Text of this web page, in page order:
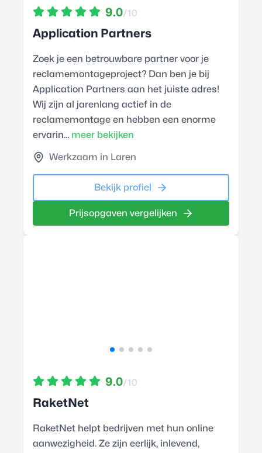
9.0/10
Application Partners
Zoek je een betrouwbare partner voor je
reclamemontageproject? Dan ben je bij
Application Partners aan het juiste adres!
Wij zijn al jarenlang actief in de
reclamemontage en hebben een enorme
ervarin... meer bekijken
Werkzaam in Laren
Bekijk profiel
Prijsopgaven vergelijken
9.0/10
RaketNet
RaketNet helpt bedrijven met hun online
aanwezigheid. Ze zijn eerlijk, inlevend,